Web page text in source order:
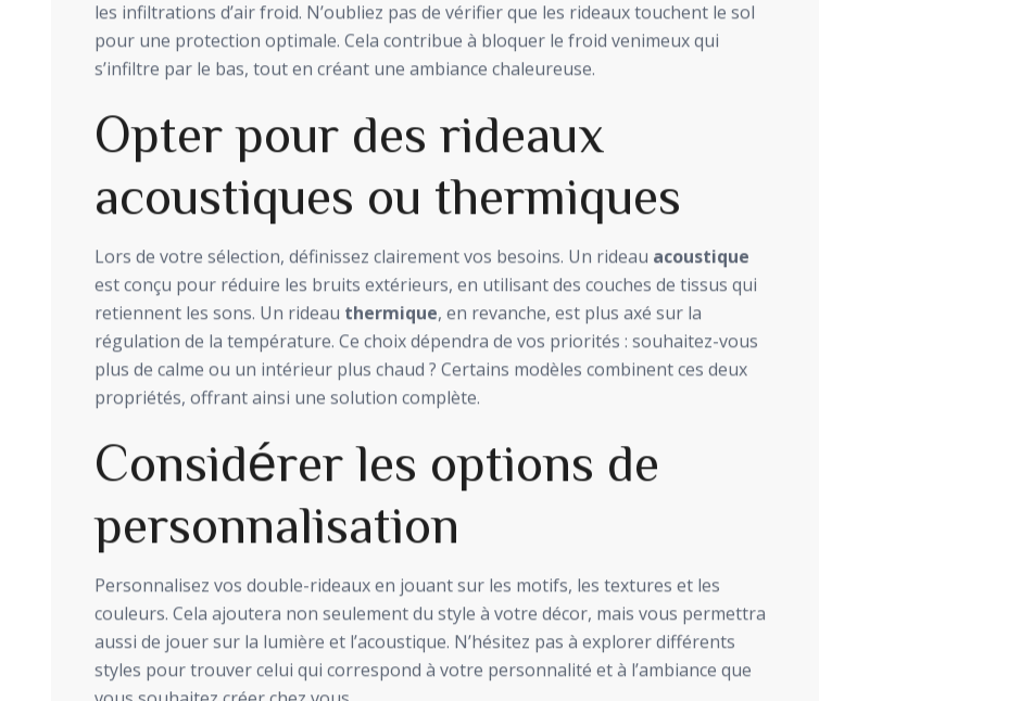
les infiltrations d’air froid. N’oubliez pas de vérifier que les rideaux touchent le sol
pour une protection optimale. Cela contribue à bloquer le froid venimeux qui
s’infiltre par le bas, tout en créant une ambiance chaleureuse.
Opter pour des rideaux
acoustiques ou thermiques
Lors de votre sélection, définissez clairement vos besoins. Un rideau acoustique
est conçu pour réduire les bruits extérieurs, en utilisant des couches de tissus qui
retiennent les sons. Un rideau thermique, en revanche, est plus axé sur la
régulation de la température. Ce choix dépendra de vos priorités : souhaitez-vous
plus de calme ou un intérieur plus chaud ? Certains modèles combinent ces deux
propriétés, offrant ainsi une solution complète.
Considérer les options de
personnalisation
Personnalisez vos double-rideaux en jouant sur les motifs, les textures et les
couleurs. Cela ajoutera non seulement du style à votre décor, mais vous permettra
aussi de jouer sur la lumière et l’acoustique. N’hésitez pas à explorer différents
styles pour trouver celui qui correspond à votre personnalité et à l’ambiance que